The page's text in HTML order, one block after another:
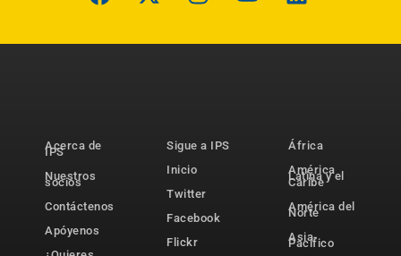
Acerca de
IPS
Nuestros
socios
Contáctenos
Apóyenos
Sigue a IPS
Inicio
Twitter
Facebook
Flickr
África
América
Latina y el
Caribe
América del
Norte
Asia-
Pacífico